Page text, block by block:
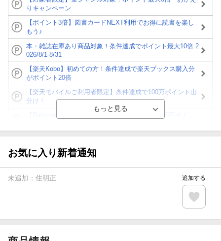
りキャンペーン
【ポイント3倍】図書カードNEXT利用でお得に読書を楽し
もう♪
本・雑誌在庫あり商品対象！条件達成でポイント最大10倍 2
026/8/1-8/31
【楽天Kobo】初めての方！条件達成で楽天ブックス購入分
がポイント20倍
【楽天モバイルご利用者限定】条件達成で100万ポイント山
分け！
が当たる！
条件達成で楽天限定・宝塚歌劇 宙組貸切公演ペアチケット
エントリー＆条件達成で『鬼滅の刃』オリジナルきんちゃく
お気に入り新着通知
未追加： 住明正 追加する